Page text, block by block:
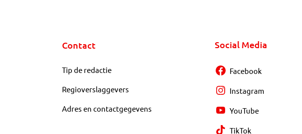
Contact
Tip de redactie
Regioverslaggevers
Adres en contactgegevens
Social Media
Facebook
Instagram
YouTube
TikTok